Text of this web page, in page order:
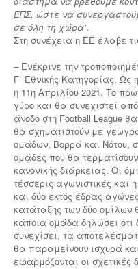
ΕΠΣ, ώστε να
σε όλη τη χώρα”.
Στη συνέχεια η ΕΕ έλαβε
– Ενέκρινε την
Γ΄ Εθνικής Κατηγορίας. Ως
η 11η Απριλίου 2021. Το
γύρο και θα συνεχιστεί
άνοδο στη Football League
θα σχηματιστούν με
ομάδων, Βορρά και Νότου,
ομάδες που θα
κανονικής διάρκειας. Οι
τέσσερις αγωνιστικές
και δύο εκτός έδρας
κατάταξης των δύο
κάποια ομάδα δηλώσει ότι
συνεχίσει, τα
θα παραμείνουν ισχυρά
εφαρμόζονται οι σχετικές